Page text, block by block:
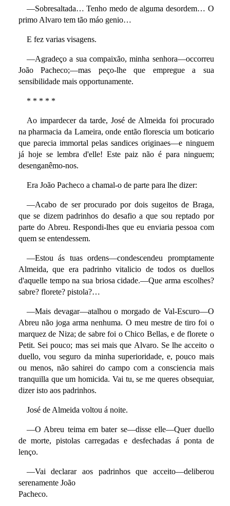
—Sobresaltada… Tenho medo de alguma desordem… O
primo Alvaro tem tão máo genio…
E fez varias visagens.
—Agradeço a sua compaixão, minha senhora—occorreu
João Pacheco;—mas peço-lhe que empregue a sua
sensibilidade mais opportunamente.
* * * * *
Ao impardecer da tarde, José de Almeida foi procurado
na pharmacia da Lameira, onde então florescia um boticario
que parecia immortal pelas sandices originaes—e ninguem
já hoje se lembra d'elle! Este paiz não é para ninguem;
desenganêmo-nos.
Era João Pacheco a chamal-o de parte para lhe dizer:
—Acabo de ser procurado por dois sugeitos de Braga,
que se dizem padrinhos do desafio a que sou reptado por
parte do Abreu. Respondi-lhes que eu enviaria pessoa com
quem se entendessem.
—Estou ás tuas ordens—condescendeu promptamente
Almeida, que era padrinho vitalicio de todos os duellos
d'aquelle tempo na sua briosa cidade.—Que arma escolhes?
sabre? florete? pistola?…
—Mais devagar—atalhou o morgado de Val-Escuro—O
Abreu não joga arma nenhuma. O meu mestre de tiro foi o
marquez de Niza; de sabre foi o Chico Bellas, e de florete o
Petit. Sei pouco; mas sei mais que Alvaro. Se lhe acceito o
duello, vou seguro da minha superioridade, e, pouco mais
ou menos, não sahirei do campo com a consciencia mais
tranquilla que um homicida. Vai tu, se me queres obsequiar,
dizer isto aos padrinhos.
José de Almeida voltou á noite.
—O Abreu teima em bater se—disse elle—Quer duello
de morte, pistolas carregadas e desfechadas á ponta de
lenço.
—Vai declarar aos padrinhos que acceito—deliberou
serenamente João
Pacheco.